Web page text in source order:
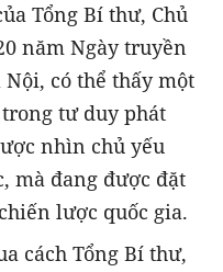
Tổng Bí thư, Chủ
năm Ngày truyền
có thể thấy một
tư duy phát
nhìn chủ yếu
mà đang được đặt
lược quốc gia.
cách Tổng Bí thư,